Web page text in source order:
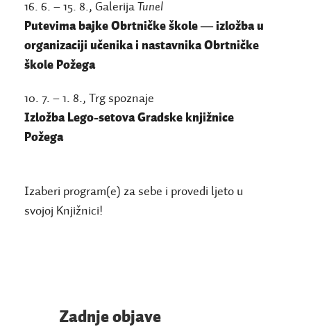
16. 6. – 15. 8., GalerijaTunel
Putevima bajke Obrtničke škole―izložba u
organizaciji učenika i nastavnika Obrtničke
škole Požega
10. 7. – 1. 8., Trg spoznaje
Izložba Lego-setova Gradske knjižnice
Požega
Izaberi program(e) za sebe i provedi ljeto u
svojoj Knjižnici!
Zadnje objave